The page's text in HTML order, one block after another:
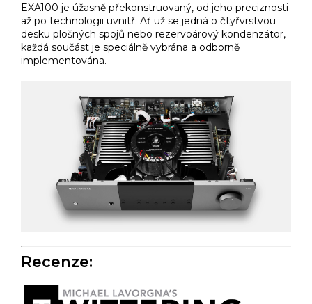
EXA100 je úžasně překonstruovaný, od jeho preciznosti
až po technologii uvnitř. Ať už se jedná o čtyřvrstvou
desku plošných spojů nebo rezervoárový kondenzátor,
každá součást je speciálně vybrána a odborně
implementována.
Recenze: